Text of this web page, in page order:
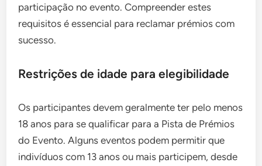
participação no evento. Compreender estes
requisitos é essencial para reclamar prémios com
sucesso.
Restrições de idade para elegibilidade
Os participantes devem geralmente ter pelo menos
18 anos para se qualificar para a Pista de Prémios
do Evento. Alguns eventos podem permitir que
indivíduos com 13 anos ou mais participem, desde